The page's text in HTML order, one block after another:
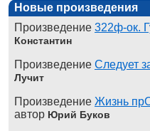
Новые произведения
Произведение 322ф-ок.
Константин
Произведение Следует
Лучит
Произведение Жизнь
автор Юрий Буков